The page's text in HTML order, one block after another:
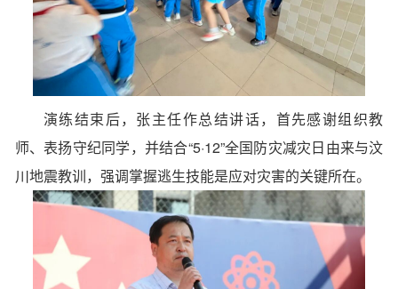
演练结束后，张主任作总结讲话，首先感谢组织教
师、表扬守纪同学，并结合“5·12”全国防灾减灾日由来与汶
川地震教训，强调掌握逃生技能是应对灾害的关键所在。